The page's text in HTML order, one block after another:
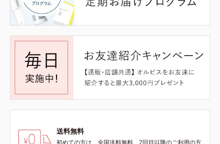
送料無料
初めての方は、全国送料無料、2回目以降のご利用の方